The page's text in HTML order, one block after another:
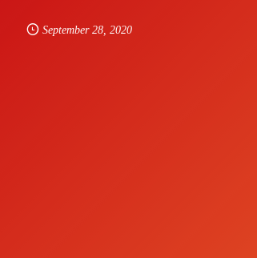
September 28, 2020